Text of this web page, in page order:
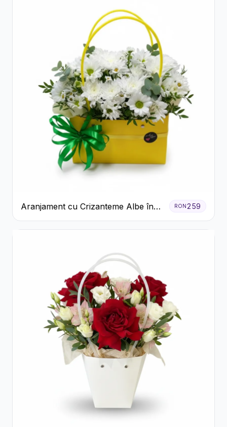
Aranjament cu Crizanteme Albe în
Cutie Galbenă
RON259